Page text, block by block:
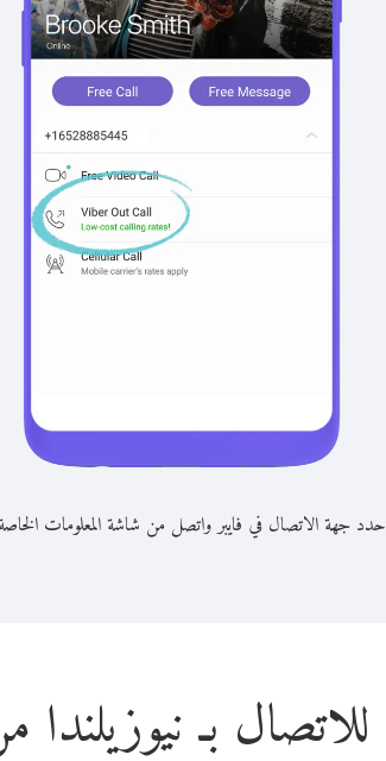
حدد جهة الاتصال في فايبر واتصل من شاشة المعلومات
بـ نيوزيلندا